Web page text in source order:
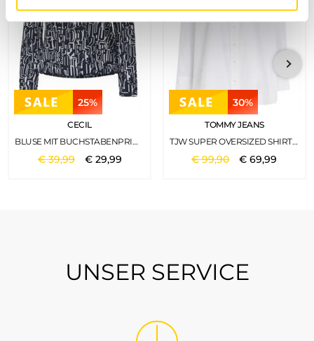
25%
CECIL
BLUSE MIT BUCHSTABENPRINT DEEP BLUE
€39,99 € 29,99
30%
TOMMY JEANS
TJW SUPER OVERSIZED SHIRT WHITE
€99,90 €69,99
UNSER SERVICE